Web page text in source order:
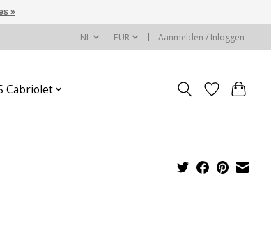
NL EUR Aanmelden / Inloggen
Cabriolet
»